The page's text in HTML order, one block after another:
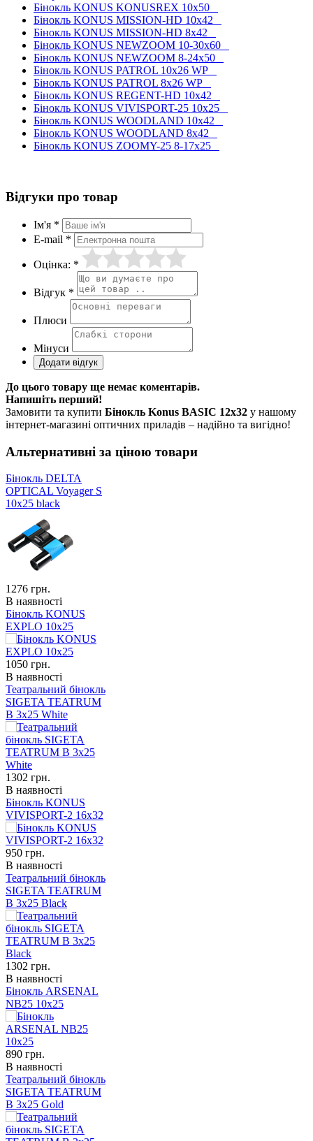
Бінокль KONUS KONUSREX 10x50
Бінокль KONUS MISSION-HD 10x42
Бінокль KONUS MISSION-HD 8x42
Бінокль KONUS NEWZOOM 10-30x60
Бінокль KONUS NEWZOOM 8-24x50
Бінокль KONUS PATROL 10x26 WP
Бінокль KONUS PATROL 8x26 WP
Бінокль KONUS REGENT-HD 10x42
Бінокль KONUS VIVISPORT-25 10x25
Бінокль KONUS WOODLAND 10x42
Бінокль KONUS WOODLAND 8x42
Бінокль KONUS ZOOMY-25 8-17x25
Відгуки про товар
Ім'я *
E-mail *
Оцінка: *
Відгук *
Плюси
Мінуси
До цього товару ще немає коментарів.
Напишіть перший!
Замовити та купити Бінокль Konus BASIC 12x32 у нашому
інтернет-магазині оптичних приладів – надійно та вигідно!
Альтернативні за ціною товари
Бінокль DELTA
OPTICAL Voyager S
10x25 black
1276 грн.
В наявності
Бінокль KONUS
EXPLO 10x25
1050 грн.
В наявності
Театральний бінокль
SIGETA TEATRUM
B 3x25 White
1302 грн.
В наявності
Бінокль KONUS
VIVISPORT-2 16x32
950 грн.
В наявності
Театральний бінокль
SIGETA TEATRUM
B 3x25 Black
1302 грн.
В наявності
Бінокль ARSENAL
NB25 10x25
890 грн.
В наявності
Театральний бінокль
SIGETA TEATRUM
B 3x25 Gold